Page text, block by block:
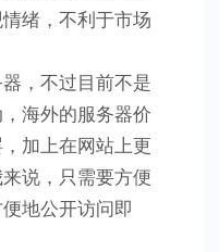
绪，不利于市场
，不过目前不是
海外的服务器价
加上在网站上更
说，只需要方便
地公开访问即